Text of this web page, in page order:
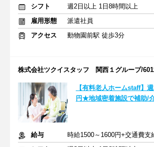
シフト
週2日以上 1日8時間以上
雇用形態
派遣社員
アクセス
動物園前駅 徒歩3分
株式会社ツクイスタッフ 関西１グループ/
【有料老人ホームstaff】
円★地域密着施設で補助/
給与
時給1500～1600円+交通費支